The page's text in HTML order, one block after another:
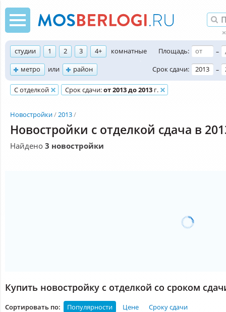
студии 1 2 3 4+
комнатные
метро
или район
Площадь:
–
Срок сдачи:
–
С отделкой Срок сдачи:от 2013 до 2013 г.
Новостройки 2013
Новостройки с отделкой сдача в
Найдено 3 новостройки
Купить новостройку с отделкой со сроком
Сортировать по: Популярности Цене Сроку сдачи